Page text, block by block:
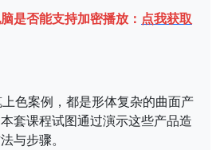
是否能支持加密播放： 点我获取
色案例，都是形体复杂的曲面产
套课程试图通过演示这些产品造
与步骤。